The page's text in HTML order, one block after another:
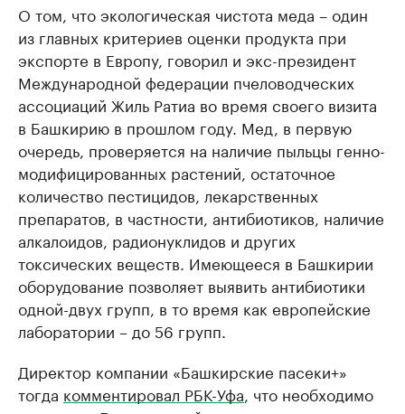
О том, что экологическая чистота меда – один
из главных критериев оценки продукта при
экспорте в Европу, говорил и экс-президент
Международной федерации пчеловодческих
ассоциаций Жиль Ратиа во время своего визита
в Башкирию в прошлом году. Мед, в первую
очередь, проверяется на наличие пыльцы генно-
модифицированных растений, остаточное
количество пестицидов, лекарственных
препаратов, в частности, антибиотиков, наличие
алкалоидов, радионуклидов и других
токсических веществ. Имеющееся в Башкирии
оборудование позволяет выявить антибиотики
одной-двух групп, в то время как европейские
лаборатории – до 56 групп.
Директор компании «Башкирские пасеки+»
тогда комментировал РБК-Уфа , что необходимо